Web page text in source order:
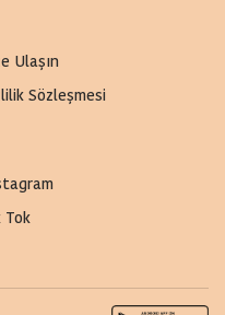
Ulaşın
Sözleşmesi
Tok